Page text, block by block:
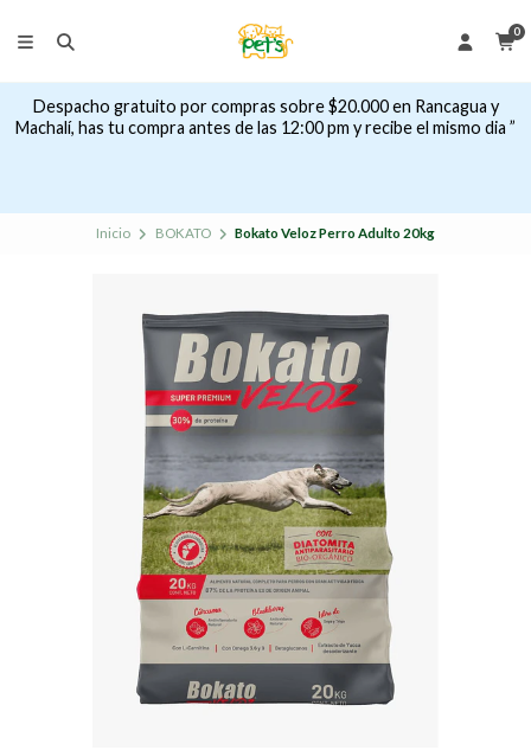
0
Despacho gratuito por compras sobre $20.000 en Rancagua y
Machalí, has tu compra antes de las 12:00 pm y recibe el mismo dia ”
Inicio BOKATO Bokato Veloz Perro Adulto 20kg